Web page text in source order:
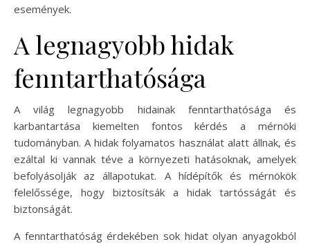
események.
A legnagyobb hidak
fenntarthatósága
A világ legnagyobb hidainak fenntarthatósága és
karbantartása kiemelten fontos kérdés a mérnöki
tudományban. A hidak folyamatos használat alatt állnak, és
ezáltal ki vannak téve a környezeti hatásoknak, amelyek
befolyásolják az állapotukat. A hídépítők és mérnökök
felelőssége, hogy biztosítsák a hidak tartósságát és
biztonságát.
A fenntarthatóság érdekében sok hidat olyan anyagokból